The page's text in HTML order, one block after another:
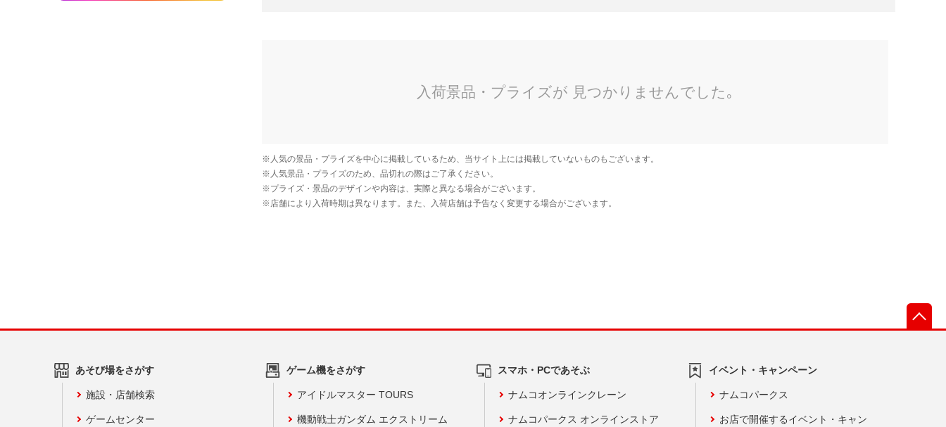
あそび場をさがす
施設・店舗検索
ゲームセンター
ゲーム機をさがす
アイドルマスター TOURS
機動戦士ガンダム エクストリーム
スマホ・PCであそぶ
ナムコオンラインクレーン
ナムコパークス オンラインストア
イベント・キャンペーン
ナムコパークス
お店で開催するイベント・キャン